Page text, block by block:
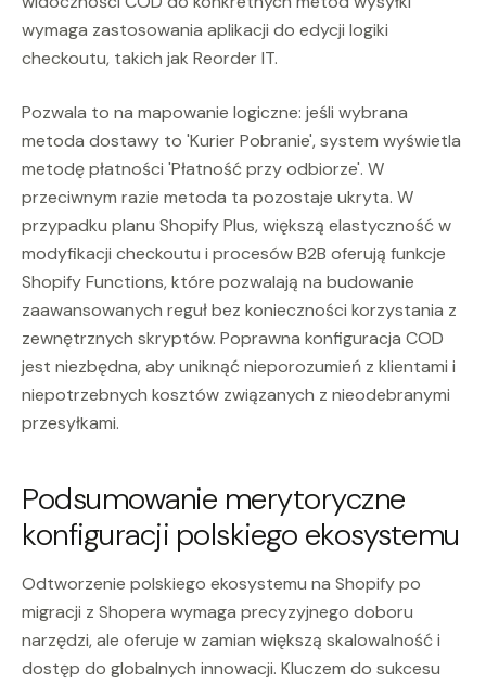
wymaga zastosowania aplikacji do edycji logiki
checkoutu, takich jak Reorder IT.
Pozwala to na mapowanie logiczne: jeśli wybrana
metoda dostawy to 'Kurier Pobranie', system wyświetla
metodę płatności 'Płatność przy odbiorze'. W
przeciwnym razie metoda ta pozostaje ukryta. W
przypadku planu Shopify Plus, większą elastyczność w
modyfikacji checkoutu i procesów B2B oferują funkcje
Shopify Functions, które pozwalają na budowanie
zaawansowanych reguł bez konieczności korzystania z
zewnętrznych skryptów. Poprawna konfiguracja COD
jest niezbędna, aby uniknąć nieporozumień z klientami i
niepotrzebnych kosztów związanych z nieodebranymi
przesyłkami.
Podsumowanie merytoryczne
konfiguracji polskiego ekosystemu
Odtworzenie polskiego ekosystemu na Shopify po
migracji z Shopera wymaga precyzyjnego doboru
narzędzi, ale oferuje w zamian większą skalowalność i
dostęp do globalnych innowacji. Kluczem do sukcesu